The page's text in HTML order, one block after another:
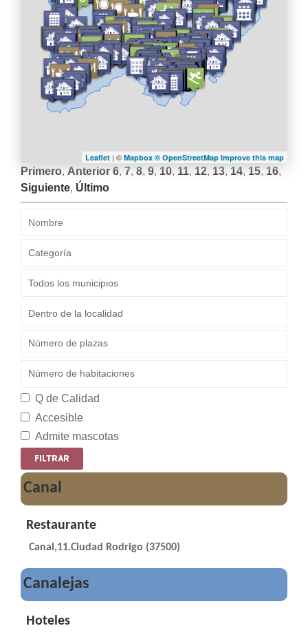
NAVEGACIÓN
Leaflet | © Mapbox © OpenStreetMap Improve this map
Primero, Anterior 6, 7, 8, 9, 10, 11, 12, 13, 14, 15, 16,
Siguiente, Último
Q de Calidad
Accesible
Admite mascotas
Canal
Restaurante
Canal,11.Ciudad Rodrigo (37500)
Canalejas
Hoteles